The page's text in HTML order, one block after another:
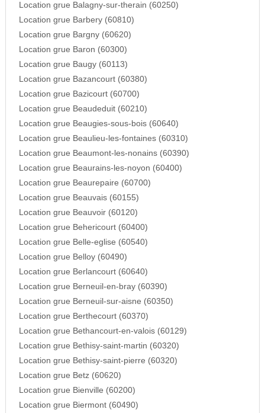
Location grue Balagny-sur-therain (60250)
Location grue Barbery (60810)
Location grue Bargny (60620)
Location grue Baron (60300)
Location grue Baugy (60113)
Location grue Bazancourt (60380)
Location grue Bazicourt (60700)
Location grue Beaudeduit (60210)
Location grue Beaugies-sous-bois (60640)
Location grue Beaulieu-les-fontaines (60310)
Location grue Beaumont-les-nonains (60390)
Location grue Beaurains-les-noyon (60400)
Location grue Beaurepaire (60700)
Location grue Beauvais (60155)
Location grue Beauvoir (60120)
Location grue Behericourt (60400)
Location grue Belle-eglise (60540)
Location grue Belloy (60490)
Location grue Berlancourt (60640)
Location grue Berneuil-en-bray (60390)
Location grue Berneuil-sur-aisne (60350)
Location grue Berthecourt (60370)
Location grue Bethancourt-en-valois (60129)
Location grue Bethisy-saint-martin (60320)
Location grue Bethisy-saint-pierre (60320)
Location grue Betz (60620)
Location grue Bienville (60200)
Location grue Biermont (60490)